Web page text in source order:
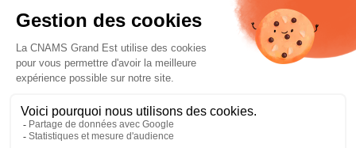
U2P Grand Est
Fiches métiers